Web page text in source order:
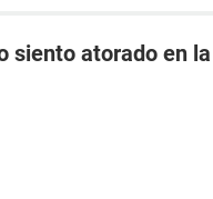
siento atorado en